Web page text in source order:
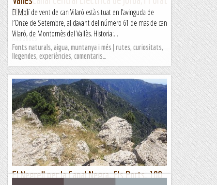
Micó
&nb...
Kimisades
El Molí de vent de can Vilaró està situat en l’avinguda de
l’Onze de Setembre, al davant del número 61 de mas de can
Vilaró, de Montornès del Vallès. Historia:...
Fonts naturals, aigua, muntanya i més | rutes, curiositats,
llegendes, experiències, comentaris…
El Negrell per la Canal Negra. Els Ports. 100